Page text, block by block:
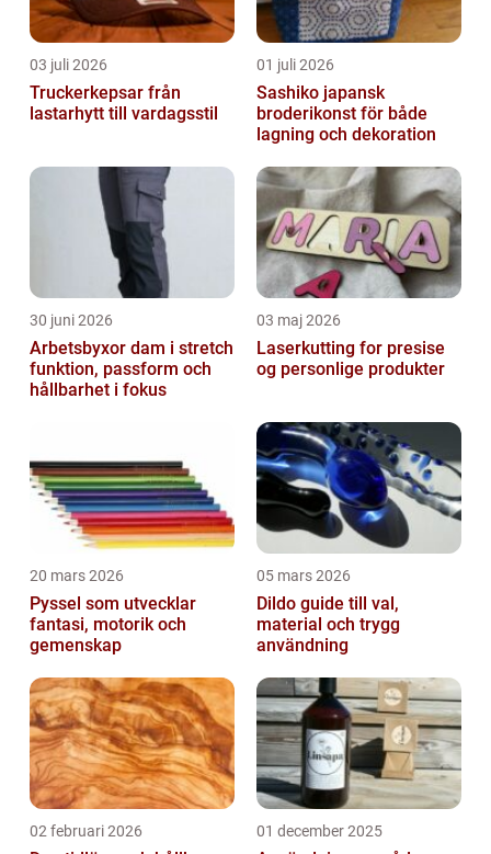
03 juli 2026
Truckerkepsar från
lastarhytt till vardagsstil
01 juli 2026
Sashiko japansk
broderikonst för både
lagning och dekoration
30 juni 2026
Arbetsbyxor dam i stretch
funktion, passform och
hållbarhet i fokus
03 maj 2026
Laserkutting for presise
og personlige produkter
20 mars 2026
Pyssel som utvecklar
fantasi, motorik och
gemenskap
05 mars 2026
Dildo guide till val,
material och trygg
användning
02 februari 2026 01 december 2025